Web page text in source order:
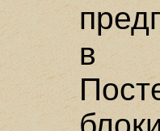
в